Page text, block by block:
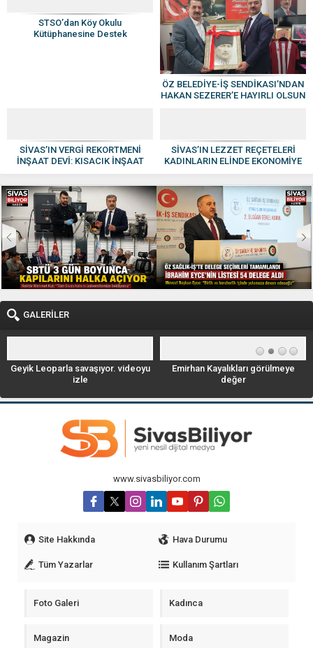
STSO’dan Köy Okulu
Kütüphanesine Destek
ÖZ BELEDİYE-İŞ SENDİKASI’NDAN
HAKAN SEZERER’E HAYIRLI OLSUN
SİVAS’IN VERGİ REKORTMENİ
İNŞAAT DEVİ: KISACIK İNŞAAT
GÜVEN VE KALİTENİN ADI OLDU
SİVAS’IN LEZZET REÇETELERİ
KADINLARIN ELİNDE EKONOMİYE
KAZANDIRILIYOR
GALERİLER
Geyik Leoparla savaşıyor. videoyu
izle
Emirhan Kayalıkları görülmeye
değer
www.sivasbiliyor.com
Site Hakkında Hava Durumu
Tüm Yazarlar Kullanım Şartları
Foto Galeri Kadınca
Magazin Moda